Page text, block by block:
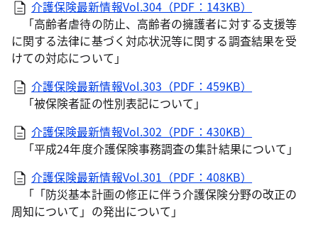
介護保険最新情報Vol.304（PDF：143KB）
「高齢者虐待の防止、高齢者の擁護者に対する支援等
に関する法律に基づく対応状況等に関する調査結果を受
けての対応について」
介護保険最新情報Vol.303（PDF：459KB）
「被保険者証の性別表記について」
介護保険最新情報Vol.302（PDF：430KB）
「平成24年度介護保険事務調査の集計結果について」
介護保険最新情報Vol.301（PDF：408KB）
「「防災基本計画の修正に伴う介護保険分野の改正の
周知について」の発出について」